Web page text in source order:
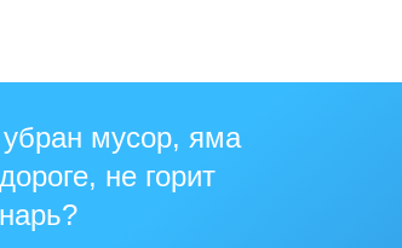
мусор, яма
не горит